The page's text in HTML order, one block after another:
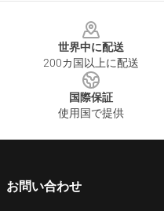
世界中に配送
200カ国以上に配送
国際保証
使用国で提供
お問い合わせ